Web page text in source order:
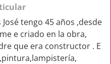
tengo 45 años ,desde
e criado en la obra,
que era constructor . E